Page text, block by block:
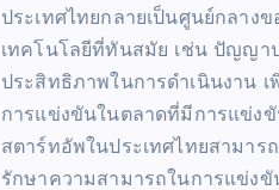
ประเทศไทยกลายเป็นศูนย์กลาง
เทคโนโลยีที่ทันสมัย เช่น ปัญญา
ประสิทธิภาพในการดำเนินงาน
การแข่งขันในตลาดที่มีการแข่ง
สตาร์ทอัพในประเทศไทยสามาร
รักษาความสามารถในการแข่ง